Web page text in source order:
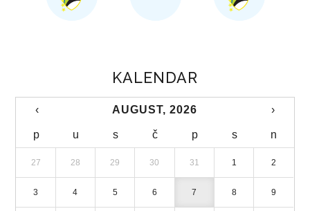
KALENDAR
‹ AUGUST, 2026 ›
p u s č p s n
27 28 29 30 31 1 2
3 4 5 6 7 8 9
TURISTIČKE ZAJEDNICE
STRATEGIJA RAZVOJA TURIZMA
DIREKCIJA ROBNIH REZERVI
NADLEŽNOSTI